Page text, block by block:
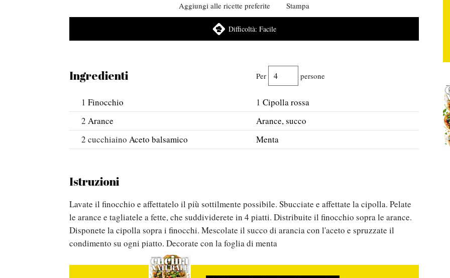
Aggiungi alle ricette preferite Stampa
Difficoltà:Facile
Ingredienti Per persone
1 Finocchio 1 Cipolla rossa
2 Arance
Arance, succo
2 cucchiaino Aceto balsamico Menta
Istruzioni
Lavate il finocchio e affettatelo il più sottilmente possibile. Sbucciate e affettate la cipolla. Pelate
le arance e tagliatele a fette, che suddividerete in 4 piatti. Distribuite il finocchio sopra le arance.
Disponete la cipolla sopra i finocchi. Mescolate il succo di arancia con l'aceto e spruzzate il
condimento su ogni piatto. Decorate con la foglia di menta